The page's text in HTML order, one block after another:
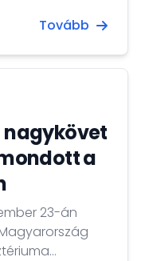
Tovább
nagykövet
a
23-án